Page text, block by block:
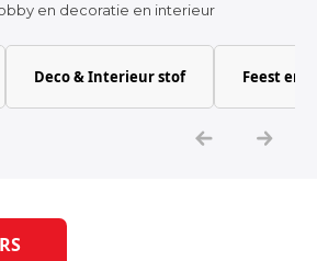
Katoen
Tijdpakker stof
en decoratie en interieur
Deco & Interieur stof Feest en